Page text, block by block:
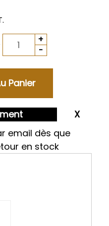
email dès que
en stock